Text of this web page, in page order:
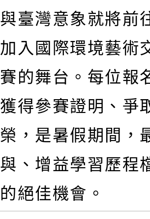
與臺灣意象就將前
加入國際環境藝術
賽的舞台。每位報
獲得參賽證明、爭
榮，是暑假期間，
與、增益學習歷程
的絕佳機會。